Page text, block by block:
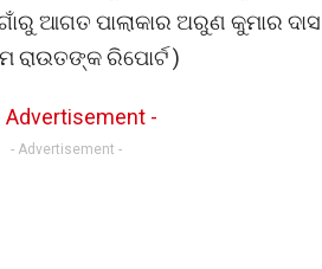
ଆଗତ ପାଲାକାର ଅରୁଣ କୁମାର
ରାଉତଙ୍କ ରିପୋର୍ଟ )
- Advertisement -